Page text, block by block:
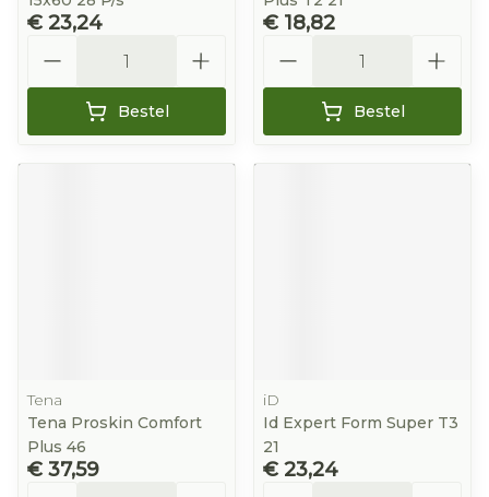
€ 23,24
Bestel
€ 18,82
Bestel
Tena
Tena Proskin Comfort
Plus 46
€ 37,59
iD
Id Expert Form Super T3
21
€ 23,24